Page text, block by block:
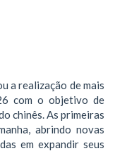
a realização de mais
com o objetivo de
chinês. As primeiras
abrindo novas
em expandir seus